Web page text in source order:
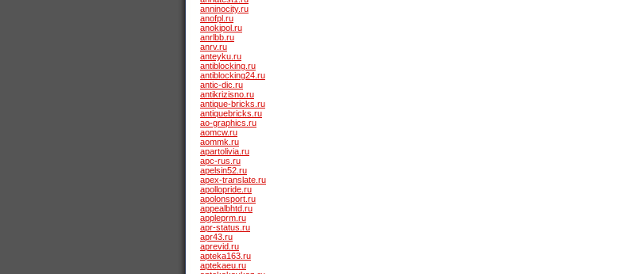
anninocity.ru
anofpl.ru
anokipol.ru
anrlbb.ru
anrv.ru
anteyku.ru
antiblocking.ru
antiblocking24.ru
antic-dic.ru
antikrizisno.ru
antique-bricks.ru
antiquebricks.ru
ao-graphics.ru
aomcw.ru
aommk.ru
apartolivia.ru
apc-rus.ru
apelsin52.ru
apex-translate.ru
apollopride.ru
apolonsport.ru
appealbhtd.ru
appleprm.ru
apr-status.ru
apr43.ru
aprevid.ru
apteka163.ru
aptekaeu.ru